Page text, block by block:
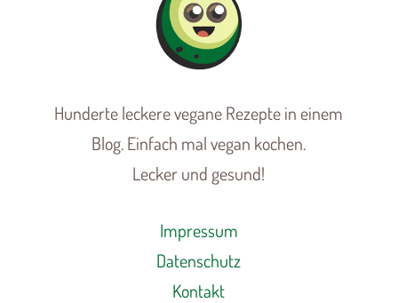
Hunderte leckere vegane Rezepte in einem
Blog. Einfach mal vegan kochen.
Lecker und gesund!
Impressum
Datenschutz
Kontakt